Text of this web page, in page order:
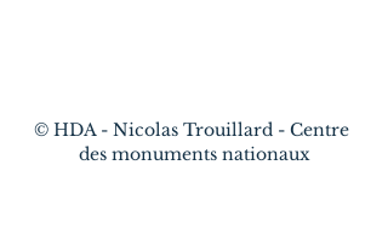
© HDA - Nicolas Trouillard - Centre
des monuments nationaux